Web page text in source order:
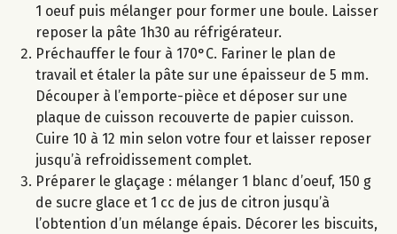
1 oeuf puis mélanger pour former une boule. Laisser
reposer la pâte 1h30 au réfrigérateur.
Préchauffer le four à 170°C. Fariner le plan de
travail et étaler la pâte sur une épaisseur de 5 mm.
Découper à l’emporte-pièce et déposer sur une
plaque de cuisson recouverte de papier cuisson.
Cuire 10 à 12 min selon votre four et laisser reposer
jusqu’à refroidissement complet.
Préparer le glaçage : mélanger 1 blanc d’oeuf, 150 g
de sucre glace et 1 cc de jus de citron jusqu’à
l’obtention d’un mélange épais. Décorer les biscuits,